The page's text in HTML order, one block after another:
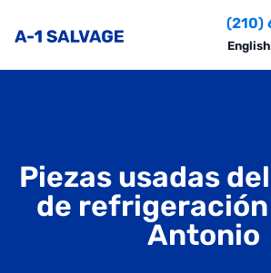
(210)
English
Piezas usadas
de refrigeración
Antonio